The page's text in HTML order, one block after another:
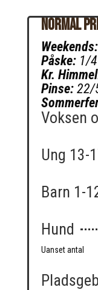
Normal
Weekends:
Påske:1/4
Kr.
Pinse:22/
Voksen
Ung 13-
Barn 1-
Hund
Uanset antal